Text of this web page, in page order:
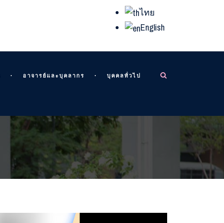
ไทย
English
อาจารย์และบุคลากร บุคคลทั่วไป